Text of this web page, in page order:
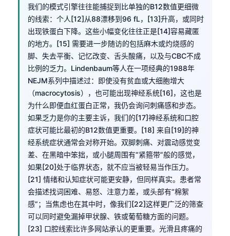
我们的模式引擎往往能捕捉到比单独的B12数值更细微
的线索：个人[12]从88漂移到96 fL，[13]升高，或同时
出现铁蛋白下降。这些小幅变化往往正是[14]容易藏匿
的地方。[15] 需要进一步随访的包括麻木或灼烧感的
脚、失去平衡、记忆改变、舌头酸痛，以及与CBC不成
比例的乏力。Lindenbaum等人在一项经典的1988年
NEJM系列中描述过：即使没有贫血或大细胞增大
（macrocytosis），也可能出现神经系统[16]，这也是
为什么即便血红蛋白正常，我仍会询问刺痛感和步态。
如果乏力是你的主要主诉，我们的[17]神经系统和口腔
症状可能比最初的B12数值更重要。[18] 来自[19]的神
经系统症状通常会对称开始。双脚刺痛、对震动感觉变
差、在黑暗中笨拙，或小腿周围有“紧箍带”般的感觉，
如果[20]处于临界状态，就不应当被轻易当作压力。
[21] 情绪和认知症状可能更安静，但同样真实。患者常
会描述找词困难、易怒、注意力差，或头部有“棉絮
感”；当焦虑也在其中时，像我们[22]这样更广泛的筛查
可以同时避免漏掉甲状腺、铁或葡萄糖方面的问题。
[23] 口腔线索比许多网站承认的更重要。光滑且疼痛的